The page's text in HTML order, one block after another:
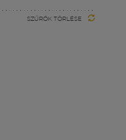
SZŰRŐK TÖRLÉSE